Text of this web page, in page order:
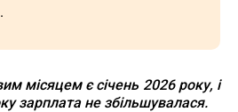
місяцем є січень 2026 року, і
зарплата не збільшувалася.